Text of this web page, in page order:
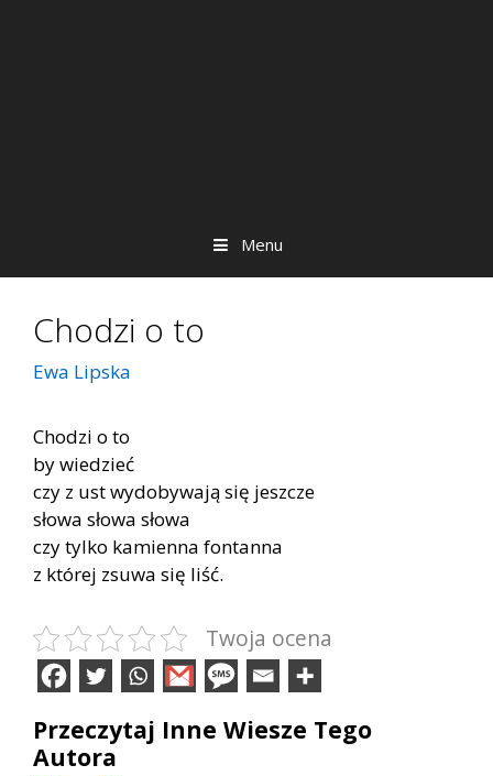
Menu
Chodzi o to
Ewa Lipska
Chodzi o to
by wiedzieć
czy z ust wydobywają się jeszcze
słowa słowa słowa
czy tylko kamienna fontanna
z której zsuwa się liść.
Twoja ocena
Przeczytaj Inne Wiesze Tego
Autora